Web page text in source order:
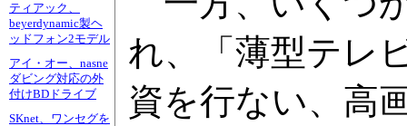
ティアック、
beyerdynamic製ヘ
ッドフォン2モデル
アイ・オー、nasne
ダビング対応の外
付けBDドライブ
SKnet、ワンセグを
れ、「薄型テレ
資を行ない、高